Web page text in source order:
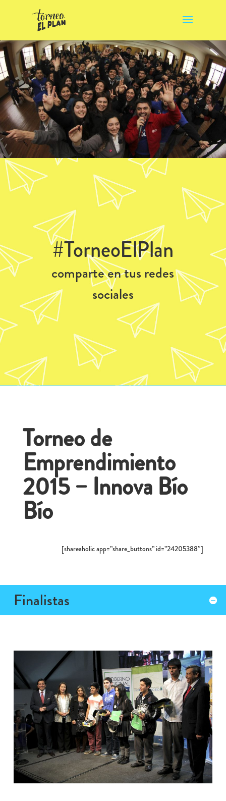
#TorneoElPlan
comparte en tus redes
sociales
Torneo de
Emprendimiento
2015 – Innova Bío
Bío
[shareaholic app=”share_buttons” id=”24205388″]
Finalistas